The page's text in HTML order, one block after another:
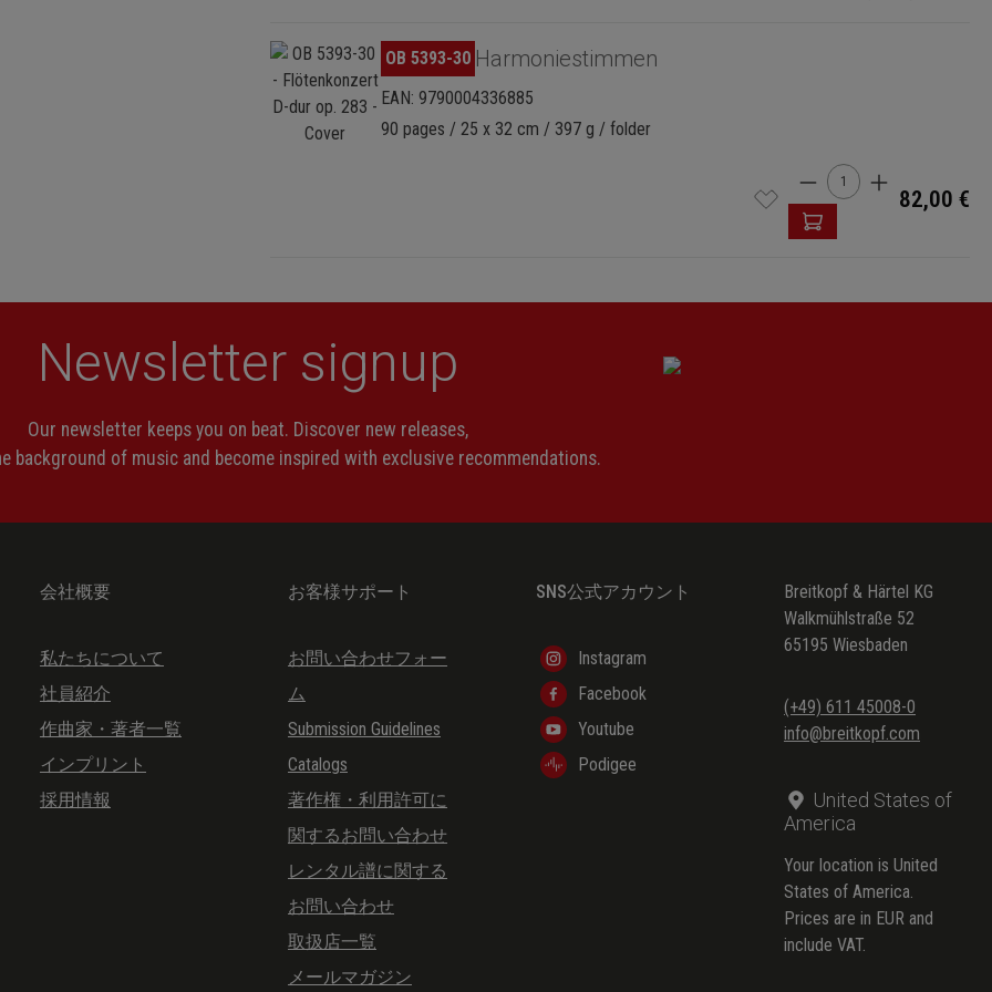
Skip image galleryOB 5393-30 Harmoniestimmen
EAN: 9790004336885
90 pages / 25 x 32 cm / 397 g / folder
Product
82,00 €
Newsletter signup
Our newsletter keeps you on beat. Discover new releases,
background of music and become inspired with exclusive recommendations.
会社概要
私たちについて
社員紹介
作曲家・著者一覧
インプリント
採用情報
お客様サポート
お問い合わせフォー
ム
Submission Guidelines
Catalogs
著作権・利用許可に
関するお問い合わせ
レンタル譜に関する
お問い合わせ
取扱店一覧
メールマガジン
SNS公式アカウント
Instagram
Facebook
Youtube
Podigee
Breitkopf & Härtel KG
Walkmühlstraße 52
65195 Wiesbaden
(+49) 611 45008-0
info@breitkopf.com
United States of
America
Your location is United
States of America.
Prices are in EUR and
include VAT.